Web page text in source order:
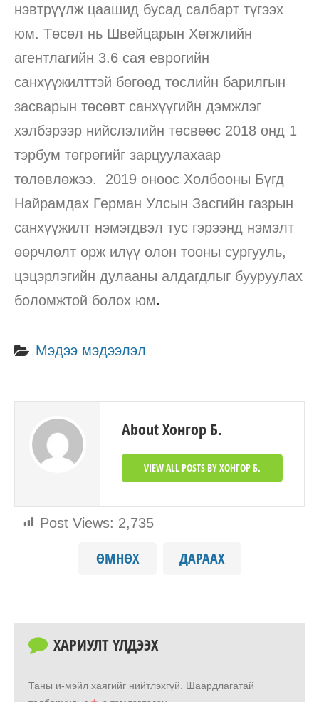
нэвтрүүлж цаашид бусад салбарт түгээх
юм. Төсөл нь Швейцарын Хөгжлийн
агентлагийн 3.6 сая еврогийн
санхүүжилттэй бөгөөд төслийн барилгын
засварын төсөвт санхүүгийн дэмжлэг
хэлбэрээр нийслэлийн төсвөөс 2018 онд 1
тэрбум төгрөгийг зарцуулахаар
төлөвлөжээ. 2019 оноос Холбооны Бүгд
Найрамдах Герман Улсын Засгийн газрын
санхүүжилт нэмэгдвэл тус гэрээнд нэмэлт
өөрчлөлт орж илүү олон тооны сургууль,
цэцэрлэгийн дулааны алдагдлыг бууруулах
боломжтой болох юм.
Post Views: 2,735
Мэдээ мэдээлэл
About Хонгор Б.
VIEW ALL POSTS BY ХОНГОР Б.
ӨМНӨХ ДАРААХ
ХАРИУЛТ ҮЛДЭЭХ
Таны и-мэйл хаягийг нийтлэхгүй.
Шаардлагатай